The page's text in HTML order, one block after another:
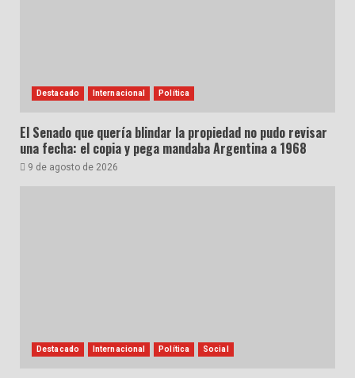
Destacado Internacional Política
El Senado que quería blindar la propiedad no pudo revisar
una fecha: el copia y pega mandaba Argentina a 1968
9 de agosto de 2026
Destacado Internacional Política Social